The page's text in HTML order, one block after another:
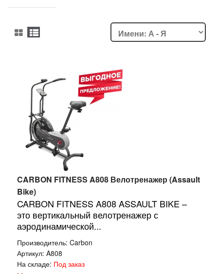
CARBON FITNESS A808 Велотренажер (Assault
Bike)
CARBON FITNESS A808 ASSAULT BIKE –
это вертикальный велотренажер с
аэродинамической...
Производитель: Carbon
Артикул: A808
На складе: Под заказ